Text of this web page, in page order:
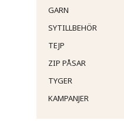
GARN
SYTILLBEHÖR
TEJP
ZIP PÅSAR
TYGER
KAMPANJER